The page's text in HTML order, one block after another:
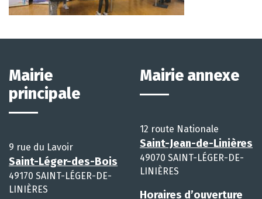
Mairie
principale
9 rue du Lavoir
Saint-Léger-des-Bois
49170 SAINT-LÉGER-DE-
LINIÈRES
Mairie annexe
12 route Nationale
Saint-Jean-de-Linières
49070 SAINT-LÉGER-DE-
LINIÈRES
Horaires d’ouverture